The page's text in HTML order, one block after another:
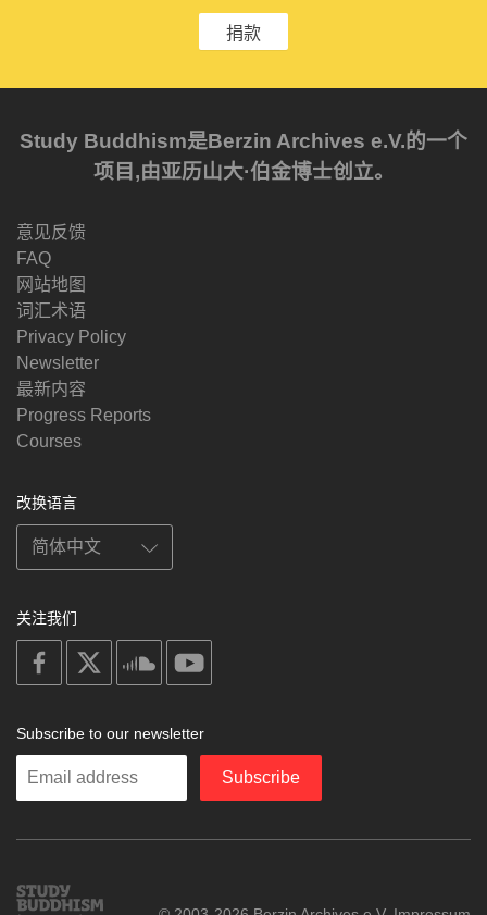
捐款
Study Buddhism是Berzin Archives e.V.的一个
项目,由亚历山大·伯金博士创立。
意见反馈
FAQ
网站地图
词汇术语
Privacy Policy
Newsletter
最新内容
Progress Reports
Courses
改换语言
关注我们
on
facebook
soundcloud
Subscribe to our newsletter
Enter
Subscribe
Study